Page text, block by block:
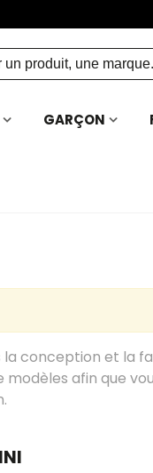
GARÇON
conception et la
afin que